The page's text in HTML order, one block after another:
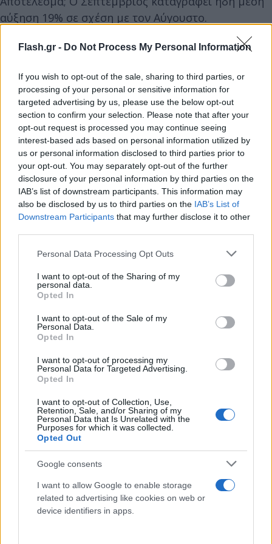
Flash.gr - Do Not Process My Personal Information
If you wish to opt-out of the sale, sharing to third parties, or
processing of your personal or sensitive information for
targeted advertising by us, please use the below opt-out
section to confirm your selection. Please note that after your
opt-out request is processed you may continue seeing
interest-based ads based on personal information utilized by
us or personal information disclosed to third parties prior to
your opt-out. You may separately opt-out of the further
disclosure of your personal information by third parties on the
IAB’s list of downstream participants. This information may
also be disclosed by us to third parties on the IAB’s List of
Downstream Participants that may further disclose it to other
Please note that this website/app uses one or more Google
not limited to your visit or usage behaviour. You may click to
grant or deny consent to Google and its third-party tags to
use your data for below specified purposes in below Google
consent section.
Personal Data Processing Opt Outs
I want to opt-out of the Sharing of my
personal data.
Opted In
I want to opt-out of the Sale of my
Personal Data.
Opted In
I want to opt-out of processing my
Personal Data for Targeted Advertising.
Opted In
I want to opt-out of Collection, Use,
Retention, Sale, and/or Sharing of my
Personal Data that Is Unrelated with the
Purposes for which it was collected.
Opted Out
Google consents
I want to allow Google to enable storage
related to advertising like cookies on web or
device identifiers in apps.
αύξηση 19% σε σχέση με τον Αύγουστο.
Τι σημαίνει για την Ελλάδα
Στη χώρα μας, η μέση τιμή από την αρχή του μήνα
μέχρι σήμερα ανέρχεται στα 90,99 €/MWh, έναντι
73,73 €/MWh τον Αύγουστο. Η αύξηση σχεδόν 19%
προμηνύει «τσουχτερούς» λογαριασμούς, με τους
καταναλωτές να περιμένουν με αγωνία τις
ανακοινώσεις των προμηθευτών για τον Οκτώβριο.